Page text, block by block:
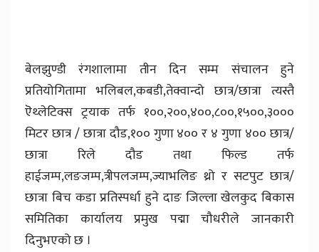
बेलझुण्डी रंगशालामा तीन दिन सम्म संचालन हुने
प्रतियोगितामा भलिबल,कबडी,तेक्वान्दो छात्र/छात्रा त्यस्तै
ऎथ्लेटिक्स ट्रयाक तर्फ १००,२००,४००,८००,१५००,३०००
मिटर छात्र / छात्रा दौड,१०० गुणा ४०० र ४ गुणा ४०० छात्र/
छात्रा रिले दौड तथा फिल्ड तर्फ
हाईजम्प,लङजम्प,त्रीपलजम्प,ज्याभलिङ थ्रो र सटपुट छात्र/
छात्रा बिच कडा प्रतिस्पर्धा हुने दाङ जिल्ला खेलकुद बिकास
समितिका कार्यालय प्रमुख पद्मा चौधरीले जानकारी
दिनुभएको छ ।